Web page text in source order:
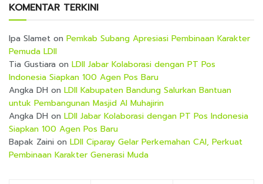
KOMENTAR TERKINI
Ipa Slamet on Pemkab Subang Apresiasi Pembinaan Karakter
Pemuda LDII
Tia Gustiara on LDII Jabar Kolaborasi dengan PT Pos
Indonesia Siapkan 100 Agen Pos Baru
Angka DH on LDII Kabupaten Bandung Salurkan Bantuan
untuk Pembangunan Masjid Al Muhajirin
Angka DH on LDII Jabar Kolaborasi dengan PT Pos Indonesia
Siapkan 100 Agen Pos Baru
Bapak Zaini on LDII Ciparay Gelar Perkemahan CAI, Perkuat
Pembinaan Karakter Generasi Muda